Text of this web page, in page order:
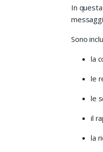
In
Sono
la
le
le
il
la